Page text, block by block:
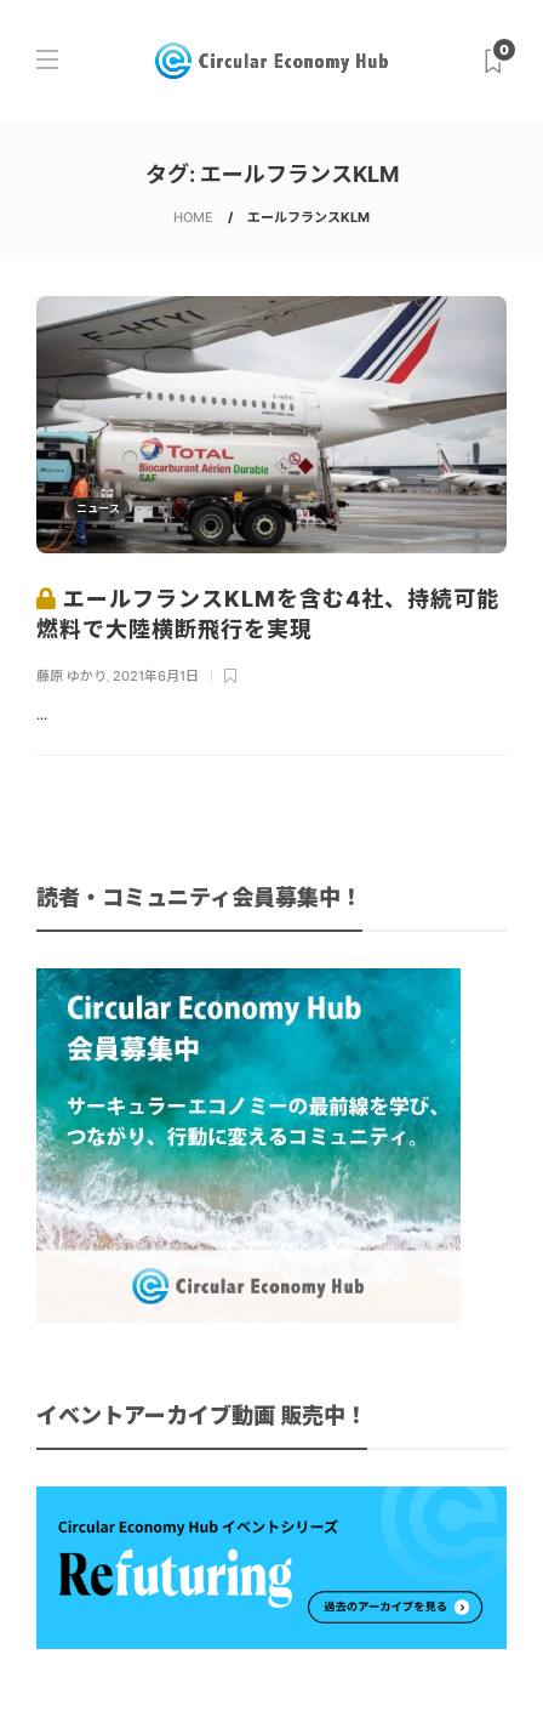
0
タグ: エールフランスKLM
HOME エールフランスKLM
ニュース
エールフランスKLMを含む4社、持続可能
燃料で大陸横断飛行を実現
藤原 ゆかり , 2021年6月1日
...
読者・コミュニティ会員募集中！
イベントアーカイブ動画 販売中！